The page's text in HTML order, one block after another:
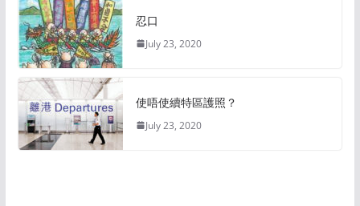
忍口
July 23, 2020
使唔使續特區護照？
July 23, 2020